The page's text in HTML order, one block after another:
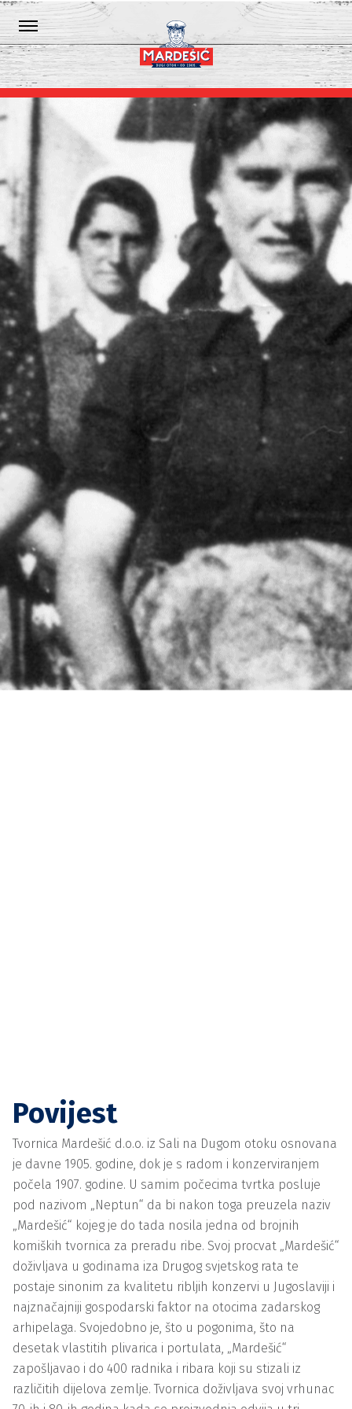
Povijest
Tvornica Mardešić d.o.o. iz Sali na Dugom otoku osnovana
je davne 1905. godine, dok je s radom i konzerviranjem
počela 1907. godine. U samim počecima tvrtka posluje
pod nazivom „Neptun“ da bi nakon toga preuzela naziv
„Mardešić“ kojeg je do tada nosila jedna od brojnih
komiških tvornica za preradu ribe. Svoj procvat „Mardešić“
doživljava u godinama iza Drugog svjetskog rata te
postaje sinonim za kvalitetu ribljih konzervi u Jugoslaviji i
najznačajniji gospodarski faktor na otocima zadarskog
arhipelaga. Svojedobno je, što u pogonima, što na
desetak vlastitih plivarica i portulata, „Mardešić“
zapošljavao i do 400 radnika i ribara koji su stizali iz
različitih dijelova zemlje. Tvornica doživljava svoj vrhunac